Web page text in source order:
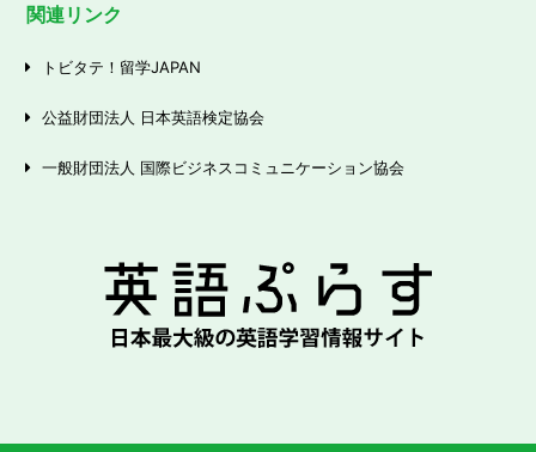
関連リンク
トビタテ！留学JAPAN
公益財団法人 日本英語検定協会
一般財団法人 国際ビジネスコミュニケーション協会